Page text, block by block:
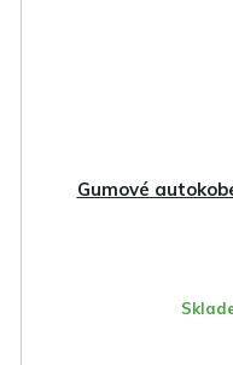
Gumové